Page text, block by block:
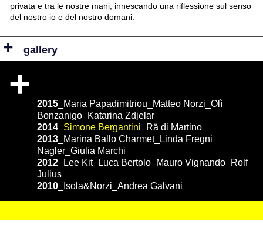
privata e tra le nostre mani, innescando una riflessione sul senso
del nostro io e del nostro domani.
+ gallery
+ 2015 Maria Papadimitriou Matteo Norzi Olì
Bonzanigo
Katarina Zdjelar
2014 Simone Bergantini
Rä di Martino
2013
Marina Ballo Charmet_
Linda Fregni
Nagler Giulia Marchi
2012
Lee Kit_ Luca Bertolo Mauro Vignando
Rolf
Julius
2010
Isola&Norzi Andrea Galvani